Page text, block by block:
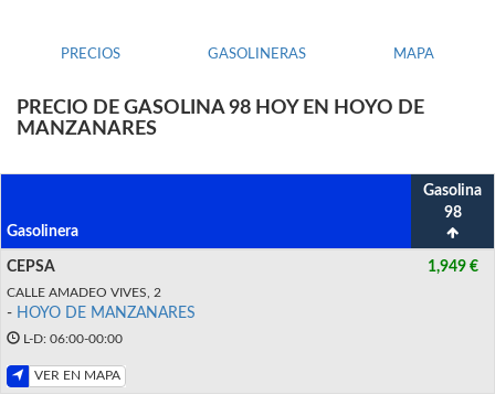
PRECIOS GASOLINERAS MAPA
PRECIO DE GASOLINA 98 HOY EN HOYO DE
MANZANARES
Gasolinera
Gasolina
98
CEPSA
CALLE AMADEO VIVES, 2
- HOYO DE MANZANARES
L-D: 06:00-00:00
VER EN MAPA
1,949 €